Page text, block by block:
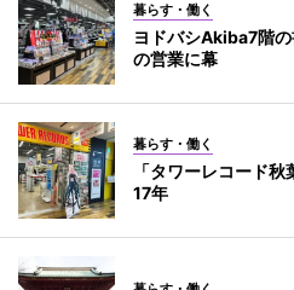
暮らす・働く
ヨドバシAkiba7階
の営業に幕
暮らす・働く
「タワーレコード
17年